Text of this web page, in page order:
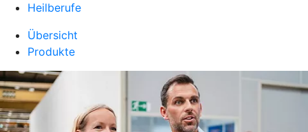
Heilberufe
Übersicht
Produkte